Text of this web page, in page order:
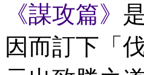
《謀攻篇》
因而訂下「